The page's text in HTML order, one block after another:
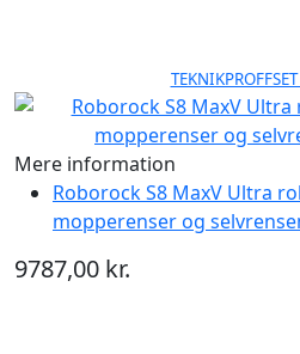
Mere information
Roborock S8 MaxV Ultra
mopperenser og
9787,00 kr.